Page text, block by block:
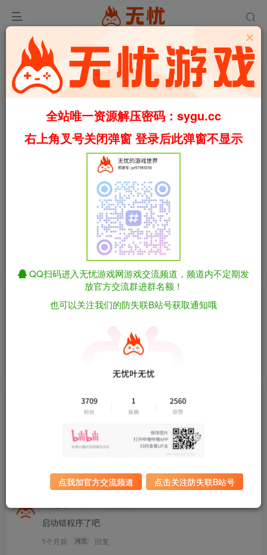
首页 无忧游戏社区 小白提问 小白提问区 正文
游戏启动问题，麻烦大家了
小欢喜
1个月前发布 35次阅读
刺客信条英灵殿打开就要去育碧平台登录，登录完了之
后还要密钥怎么办啊
评分
欢迎为Ta评分
请登录后发表评论
只看作者
1个月前 江苏 回复
启动错程序了吧
1个月前 河北 回复
全站唯一资源解压密码：sygu.cc
右上角叉号关闭弹窗 登录后此弹窗不显示
QQ扫码进入无忧游戏网游戏交流频道，频道内不定期发
放官方交流群进群名额！
也可以关注我们的防失联B站号获取通知哦
点我加官方交流频道 点击关注防失联B站号